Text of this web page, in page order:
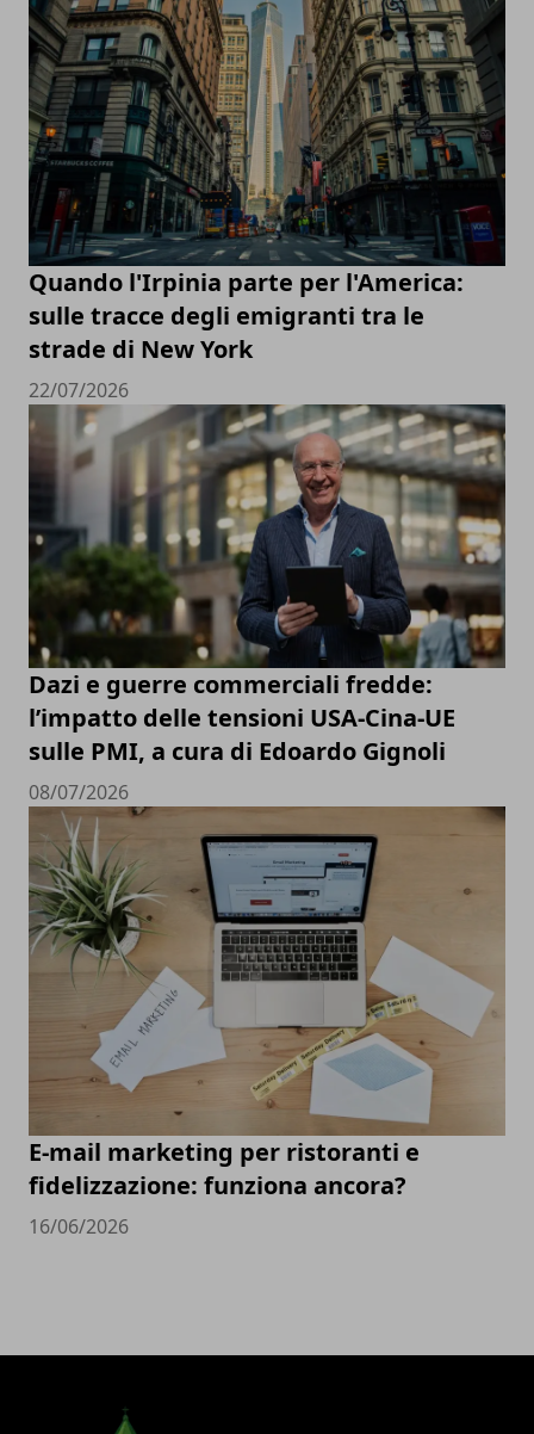
Quando l'Irpinia parte per l'America:
sulle tracce degli emigranti tra le
strade di New York
22/07/2026
Dazi e guerre commerciali fredde:
l’impatto delle tensioni USA-Cina-UE
sulle PMI, a cura di Edoardo Gignoli
08/07/2026
E-mail marketing per ristoranti e
fidelizzazione: funziona ancora?
16/06/2026